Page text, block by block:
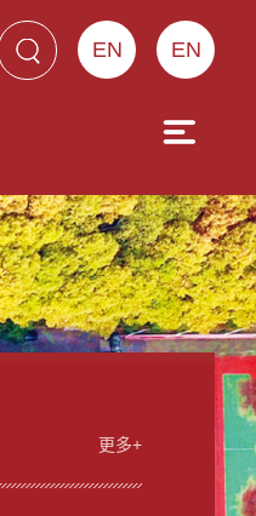
EN
EN
更多+